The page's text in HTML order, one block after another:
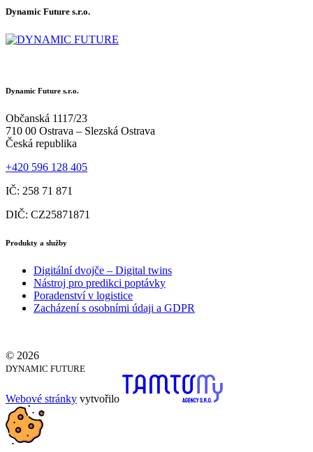
Dynamic Future s.r.o.
Dynamic Future s.r.o.
Občanská 1117/23
710 00 Ostrava – Slezská Ostrava
Česká republika
+420 596 128 405
IČ: 258 71 871
DIČ: CZ25871871
Produkty a služby
Digitální dvojče – Digital twins
Nástroj pro predikci poptávky
Poradenství v logistice
Zacházení s osobními údaji a GDPR
© 2026
DYNAMIC FUTURE
Webové stránky vytvořilo